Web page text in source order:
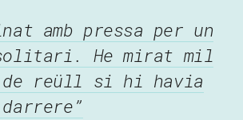
amb pressa per un
He mirat mil
de reüll si hi havia